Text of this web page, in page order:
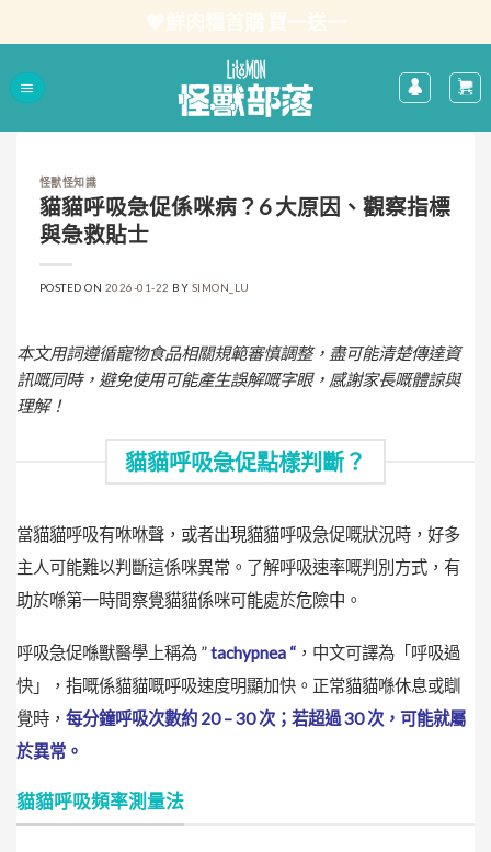
怪獸怪知識
貓貓呼吸急促係咪病？6 大原因、觀察指標
與急救貼士
POSTED ON 2026-01-22 BY SIMON_LU
本文用詞遵循寵物食品相關規範審慎調整，盡可能清楚傳達資
訊嘅同時，避免使用可能產生誤解嘅字眼，感謝家長嘅體諒與
理解！
貓貓呼吸急促點樣判斷？
當貓貓呼吸有咻咻聲，或者出現貓貓呼吸急促嘅狀況時，好多
主人可能難以判斷這係咪異常。了解呼吸速率嘅判別方式，有
助於喺第一時間察覺貓貓係咪可能處於危險中。
呼吸急促喺獸醫學上稱為 ”tachypnea “ ，中文可譯為「呼吸過
快」，指嘅係貓貓嘅呼吸速度明顯加快。正常貓貓喺休息或瞓
覺時， 每分鐘呼吸次數約 20 – 30 次；若超過 30 次，可能就屬
於異常。
貓貓呼吸頻率測量法